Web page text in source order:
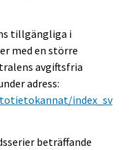
tillgängliga i
med en större
avgiftsfria
adress:
index_sv
beträffande